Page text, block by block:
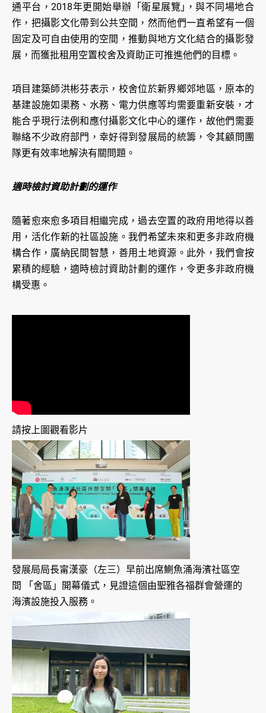
通平台，2018年更開始舉辦「衛星展覽｣，與不同場地合
作，把攝影文化帶到公共空間，然而他們一直希望有一個
固定及可自由使用的空間，推動與地方文化結合的攝影發
展，而獲批租用空置校舍及資助正可推進他們的目標。
項目建築師洪彬芬表示，校舍位於新界鄉郊地區，原本的
基建設施如渠務、水務、電力供應等均需要重新安裝，才
能合乎現行法例和應付攝影文化中心的運作，故他們需要
聯絡不少政府部門，幸好得到發展局的統籌，令其顧問團
隊更有效率地解決有關問題。
適時檢討資助計劃的運作
隨著愈來愈多項目相繼完成，過去空置的政府用地得以善
用，活化作新的社區設施。我們希望未來和更多非政府機
構合作，廣納民間智慧，善用土地資源。此外，我們會按
累積的經驗，適時檢討資助計劃的運作，令更多非政府機
構受惠。
請按上圖觀看影片
發展局局長甯漢豪（左三）早前出席鰂魚涌海濱社區空
間 「舍區」開幕儀式，見證這個由聖雅各福群會營運的
海濱設施投入服務。